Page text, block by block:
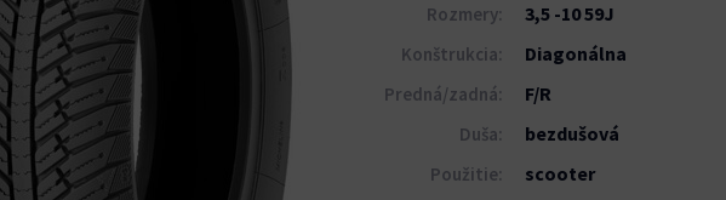
Rozmery: 3,5 -10 59J
Konštrukcia: Diagonálna
Predná/zadná: F/R
Duša: bezdušová
Použitie: scooter